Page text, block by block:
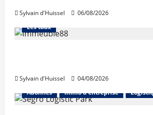
Sylvain d'Huissel 06/08/2026
Abonnés Financement
Les taux
Sylvain d'Huissel
04/08/2026
Abonnés
Immo d'entreprise